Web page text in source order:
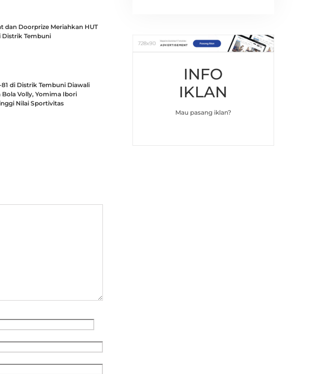
dan Doorprize Meriahkan HUT
Distrik Tembuni
81 di Distrik Tembuni Diawali
Volly, Yomima Ibori
Nilai Sportivitas
INFO
IKLAN
Mau pasang iklan?